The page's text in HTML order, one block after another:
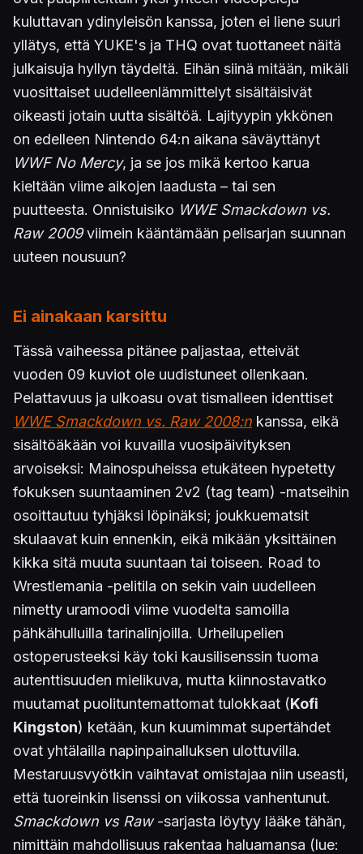
kuluttavan ydinyleisön kanssa, joten ei liene suuri
yllätys, että YUKE's ja THQ ovat tuottaneet näitä
julkaisuja hyllyn täydeltä. Eihän siinä mitään, mikäli
vuosittaiset uudelleenlämmittelyt sisältäisivät
oikeasti jotain uutta sisältöä. Lajityypin ykkönen
on edelleen Nintendo 64:n aikana säväyttänyt
WWF No Mercy, ja se jos mikä kertoo karua
kieltään viime aikojen laadusta – tai sen
puutteesta. Onnistuisiko WWE Smackdown vs.
Raw 2009viimein kääntämään pelisarjan suunnan
uuteen nousuun?
Ei ainakaan karsittu
Tässä vaiheessa pitänee paljastaa, etteivät
vuoden 09 kuviot ole uudistuneet ollenkaan.
Pelattavuus ja ulkoasu ovat tismalleen identtiset
WWE Smackdown vs. Raw 2008:n kanssa, eikä
sisältöäkään voi kuvailla vuosipäivityksen
arvoiseksi: Mainospuheissa etukäteen hypetetty
fokuksen suuntaaminen 2v2 (tag team) -matseihin
osoittautuu tyhjäksi löpinäksi; joukkuematsit
skulaavat kuin ennenkin, eikä mikään yksittäinen
kikka sitä muuta suuntaan tai toiseen. Road to
Wrestlemania -pelitila on sekin vain uudelleen
nimetty uramoodi viime vuodelta samoilla
pähkähulluilla tarinalinjoilla. Urheilupelien
ostoperusteeksi käy toki kausilisenssin tuoma
autenttisuuden mielikuva, mutta kiinnostavatko
muutamat puolituntemattomat tulokkaat (Kofi
Kingston) ketään, kun kuumimmat supertähdet
ovat yhtälailla napinpainalluksen ulottuvilla.
Mestaruusvyötkin vaihtavat omistajaa niin useasti,
että tuoreinkin lisenssi on viikossa vanhentunut.
Smackdown vs Raw-sarjasta löytyy lääke tähän,
nimittäin mahdollisuus rakentaa haluamansa (lue: